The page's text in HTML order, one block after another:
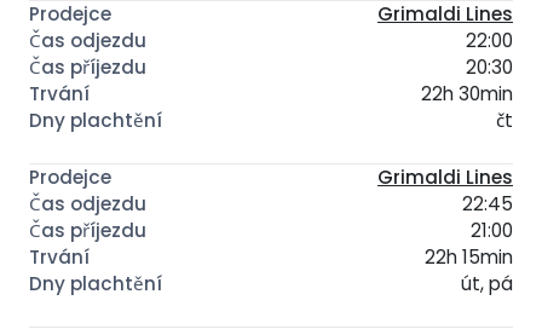
Grimaldi Lines
22:00
20:30
22h 30min
čt
Grimaldi Lines
22:45
21:00
22h 15min
út, pá